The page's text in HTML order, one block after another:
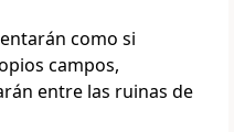
como si
campos,
entre las ruinas de